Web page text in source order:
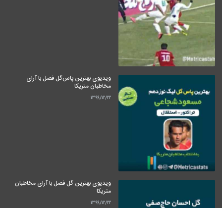
ویدیوی بهترین پاس‌گل فصل با آرای
مخاطبان متریکا
۱۳۹۹/۱۲/۲۲
ویدیوی بهترین گل فصل با آرای مخاطبان
متریکا
۱۳۹۹/۱۲/۲۲